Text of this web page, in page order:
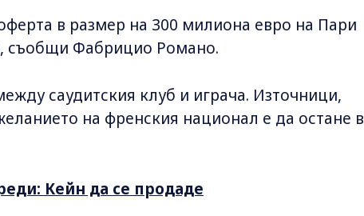
в размер на 300 милиона евро на Пари
съобщи Фабрицио Романо.
саудитския клуб и играча. Източници,
на френския национал е да остане в
Кейн да се продаде